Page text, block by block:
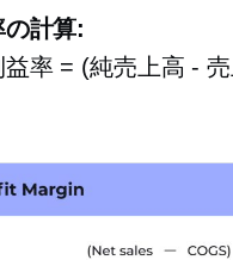
計算:
率 = (純売上高 -